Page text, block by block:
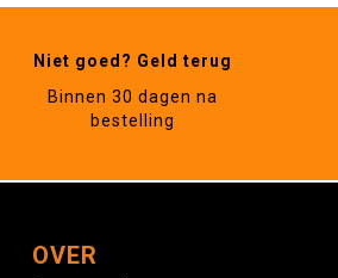
Niet goed? Geld terug
Binnen 30 dagen na
bestelling
OVER